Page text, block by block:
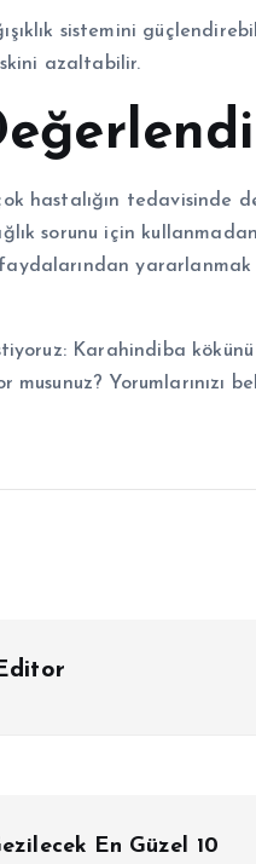
sistemini
azaltabilir.
hastalığın tedavisinde
sorunu için
yararlanmak
Karahindiba
Yorumlarınızı
En Güzel 10